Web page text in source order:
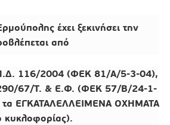
έχει ξεκινήσει την
από
Π.Δ. 116/2004 (ΦΕΚ 81/Α/5-3-04),
67/Τ. & Ε.Φ. (ΦΕΚ 57/Β/24-1-
ΕΓΚΑΤΑΛΕΛΛΕΙΜΕΝΑ ΟΧΗΜΑΤΑ
κυκλοφορίας).